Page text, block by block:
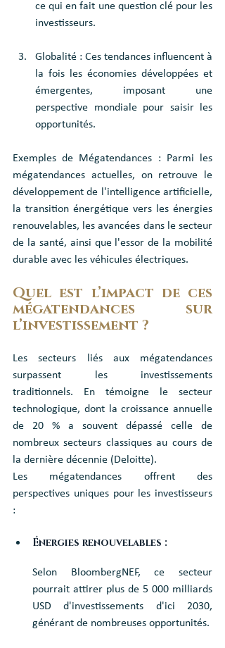
ce qui en fait une question clé pour les
investisseurs.
Globalité : Ces tendances influencent à
la fois les économies développées et
émergentes, imposant une
perspective mondiale pour saisir les
opportunités.
Exemples de Mégatendances : Parmi les
mégatendances actuelles, on retrouve le
développement de l'intelligence artificielle,
la transition énergétique vers les énergies
renouvelables, les avancées dans le secteur
de la santé, ainsi que l'essor de la mobilité
durable avec les véhicules électriques.
Quel est l’impact de ces
mégatendances sur
l’investissement ?
Les secteurs liés aux mégatendances
surpassent les investissements
traditionnels. En témoigne le secteur
technologique, dont la croissance annuelle
de 20 % a souvent dépassé celle de
nombreux secteurs classiques au cours de
la dernière décennie (Deloitte).
Les mégatendances offrent des
perspectives uniques pour les investisseurs
:
Énergies renouvelables :
Selon BloombergNEF, ce secteur
pourrait attirer plus de 5 000 milliards
USD d'investissements d'ici 2030,
générant de nombreuses opportunités.